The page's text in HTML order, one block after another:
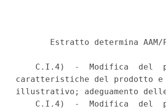
Estratto determina
C.I.4)  -  Modifica  del
caratteristiche del prodotto
illustrativo; adeguamento
C.I.4)  -  Modifica  del